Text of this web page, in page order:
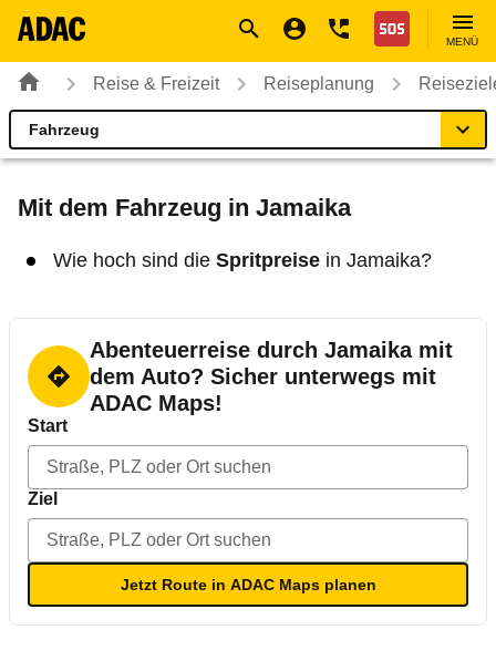
Nothilfe
MENÜ
Reise & Freizeit Reiseplanung
Jamaika
Fahrzeug
Gut zu wissen
Mit dem Fahrzeug in Jamaika
Wie hoch sind die Spritpreise in Jamaika?
Abenteuerreise durch Jamaika mit
dem Auto? Sicher unterwegs mit
ADAC Maps!
Start
Ziel
Jetzt Route in ADAC Maps planen